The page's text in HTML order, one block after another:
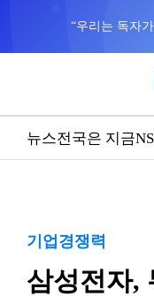
“우리는 독자
뉴스전국은 지금
기업경쟁력
삼성전자,